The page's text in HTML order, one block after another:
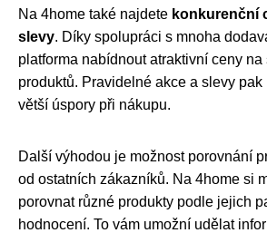
Na 4home také najdete konkurenční
slevy. Díky spolupráci s mnoha
platforma nabídnout atraktivní ceny na
produktů. Pravidelné akce a slevy
větší úspory při nákupu.
Další výhodou je možnost porovnání
od ostatních zákazníků. Na 4home si
porovnat různé produkty podle jejich
hodnocení. To vám umožní udělat